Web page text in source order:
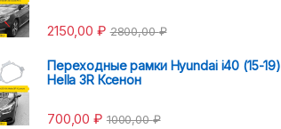
2150,00 ₽ 2800,00₽
Переходные рамки Hyundai i40 (15-19)
Hella 3R Ксенон
700,00₽ 1000,00₽